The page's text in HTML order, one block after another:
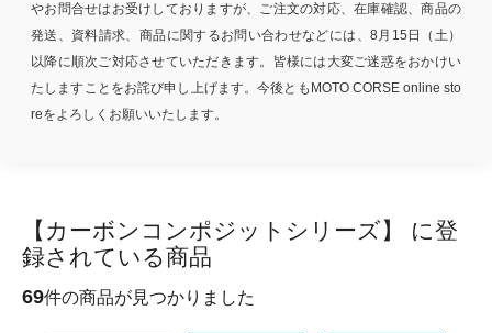
やお問合せはお受けしておりますが、ご注文の対応、在庫確認、商品の
発送、資料請求、商品に関するお問い合わせなどには、8月15日（土）
以降に順次ご対応させていただきます。皆様には大変ご迷惑をおかけい
たしますことをお詫び申し上げます。今後ともMOTO CORSE online sto
reをよろしくお願いいたします。
【カーボンコンポジットシリーズ】 に登
録されている商品
69件の商品が見つかりました